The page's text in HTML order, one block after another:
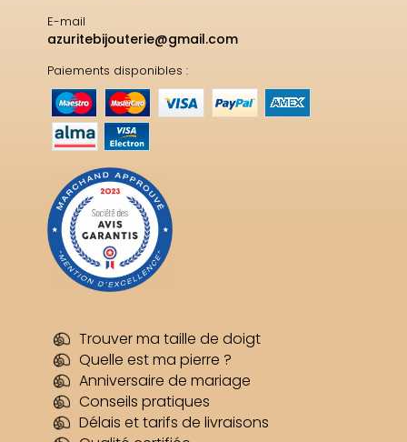
E-mail
azuritebijouterie@gmail.com
Paiements disponibles :
Trouver ma taille de doigt
Quelle est ma pierre ?
Anniversaire de mariage
Conseils pratiques
Délais et tarifs de livraisons